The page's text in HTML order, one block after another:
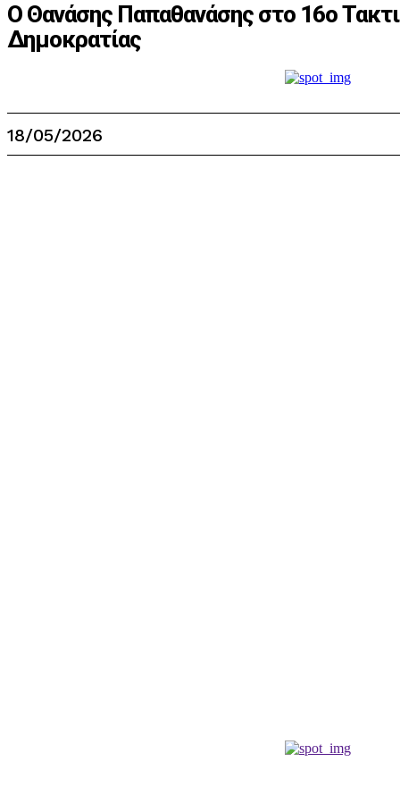
O Θανάσης Παπαθανάσης στο 16ο
Δημοκρατίας
18/05/2026